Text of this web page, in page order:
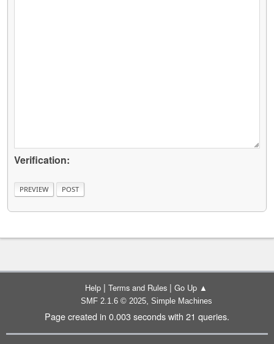
Verification:
Help | Terms and Rules | Go Up ▲
SMF 2.1.6 © 2025, Simple Machines
Page created in 0.003 seconds with 21 queries.